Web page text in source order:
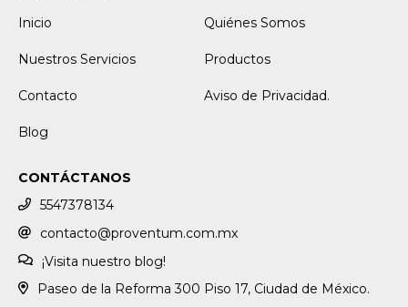
Inicio
Quiénes Somos
Nuestros Servicios Productos
Contacto Aviso de Privacidad.
Blog
CONTÁCTANOS
5547378134
contacto@proventum.com.mx
¡Visita nuestro blog!
Paseo de la Reforma 300 Piso 17, Ciudad de México.